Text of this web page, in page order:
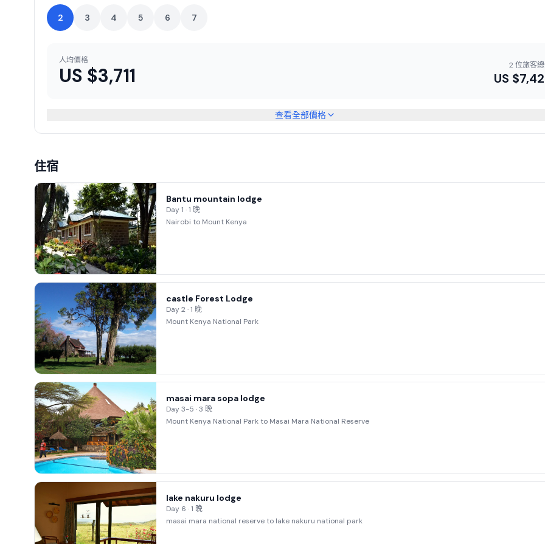
2 3 4 5 6 7
人均價格
US $3,711 2 位旅客
US $
查看全部價格
住宿
Bantu mountain lodge
Day 1 · 1 晚
Nairobi to Mount Kenya
castle Forest Lodge
Day 2 · 1 晚
Mount Kenya National Park
masai mara sopa lodge
Day 3-5 · 3 晚
Mount Kenya National Park to Masai Mara National Reserve
lake nakuru lodge
Day 6 · 1 晚
masai mara national reserve to lake nakuru national park